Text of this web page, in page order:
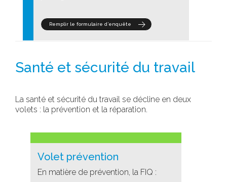
Remplir le formulaire d’enquête
Santé et sécurité du travail
La santé et sécurité du travail se décline en deux
volets : la prévention et la réparation.
Volet prévention
En matière de prévention, la FIQ :